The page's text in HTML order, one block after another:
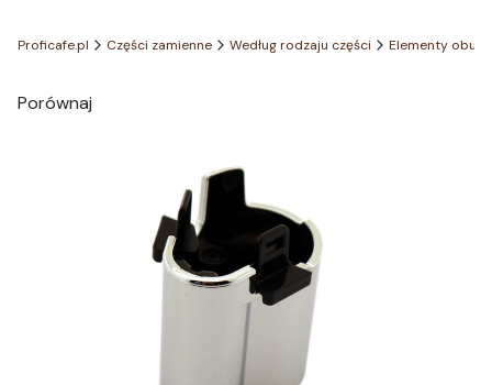
Proficafe.pl Części zamienne Według rodzaju części Elementy
Porównaj